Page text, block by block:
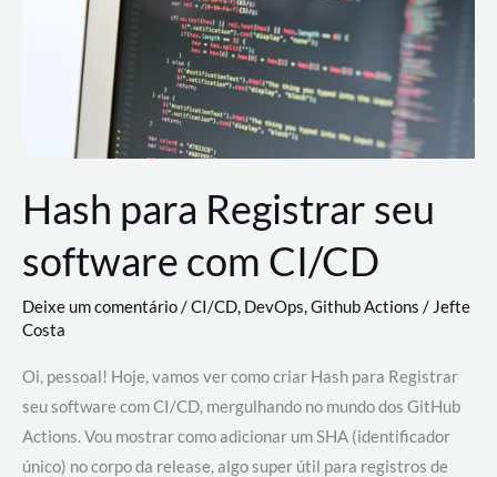
revolucionando
desenvolvimento
Hash para Registrar seu
software com CI/CD
Deixe um comentário/CI/CD, DevOps,Github Actions /Jefte
Costa
Oi, pessoal! Hoje, vamos ver como criar Hash para Registrar
seu software com CI/CD, mergulhando no mundo dos GitHub
Actions. Vou mostrar como adicionar um SHA (identificador
único) no corpo da release, algo super útil para registros de